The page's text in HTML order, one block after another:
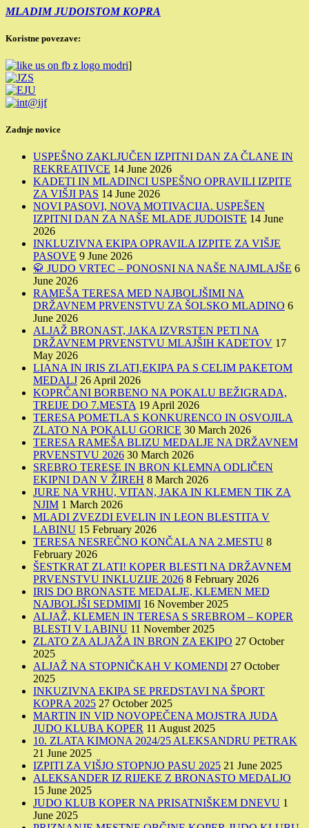
MLADIM JUDOISTOM KOPRA
Koristne povezave:
]
Zadnje novice
USPEŠNO ZAKLJUČEN IZPITNI DAN ZA ČLANE IN
REKREATIVCE 14 June 2026
KADETI IN MLADINCI USPEŠNO OPRAVILI IZPITE
ZA VIŠJI PAS 14 June 2026
NOVI PASOVI, NOVA MOTIVACIJA. USPEŠEN
IZPITNI DAN ZA NAŠE MLADE JUDOISTE 14 June
2026
INKLUZIVNA EKIPA OPRAVILA IZPITE ZA VIŠJE
PASOVE 9 June 2026
🥋 JUDO VRTEC – PONOSNI NA NAŠE NAJMLAJŠE 6
June 2026
RAMEŠA TERESA MED NAJBOLJŠIMI NA
DRŽAVNEM PRVENSTVU ZA ŠOLSKO MLADINO 6
June 2026
ALJAŽ BRONAST, JAKA IZVRSTEN PETI NA
DRŽAVNEM PRVENSTVU MLAJŠIH KADETOV 17
May 2026
LIANA IN IRIS ZLATI,EKIPA PA S CELIM PAKETOM
MEDALJ 26 April 2026
KOPRČANI BORBENO NA POKALU BEŽIGRADA,
TREIJE DO 7.MESTA 19 April 2026
TERESA POMETLA S KONKURENCO IN OSVOJILA
ZLATO NA POKALU GORICE 30 March 2026
TERESA RAMEŠA BLIZU MEDALJE NA DRŽAVNEM
PRVENSTVU 2026 30 March 2026
SREBRO TERESE IN BRON KLEMNA ODLIČEN
EKIPNI DAN V ŽIREH 8 March 2026
JURE NA VRHU, VITAN, JAKA IN KLEMEN TIK ZA
NJIM 1 March 2026
MLADI ZVEZDI EVELIN IN LEON BLESTITA V
LABINU 15 February 2026
TERESA NESREČNO KONČALA NA 2.MESTU 8
February 2026
ŠESTKRAT ZLATI! KOPER BLESTI NA DRŽAVNEM
PRVENSTVU INKLUZIJE 2026 8 February 2026
IRIS DO BRONASTE MEDALJE, KLEMEN MED
NAJBOLJŠI SEDMIMI 16 November 2025
ALJAŽ, KLEMEN IN TERESA S SREBROM – KOPER
BLESTI V LABINU 11 November 2025
ZLATO ZA ALJAŽA IN BRON ZA EKIPO 27 October
2025
ALJAŽ NA STOPNIČKAH V KOMENDI 27 October
2025
INKUZIVNA EKIPA SE PREDSTAVI NA ŠPORT
KOPRA 2025 27 October 2025
MARTIN IN VID NOVOPEČENA MOJSTRA JUDA
JUDO KLUBA KOPER 11 August 2025
10. ZLATA KIMONA 2024/25 ALEKSANDRU PETRAK
21 June 2025
IZPITI ZA VIŠJO STOPNJO PASU 2025 21 June 2025
ALEKSANDER IZ RIJEKE Z BRONASTO MEDALJO
15 June 2025
JUDO KLUB KOPER NA PRISATNIŠKEM DNEVU 1
June 2025